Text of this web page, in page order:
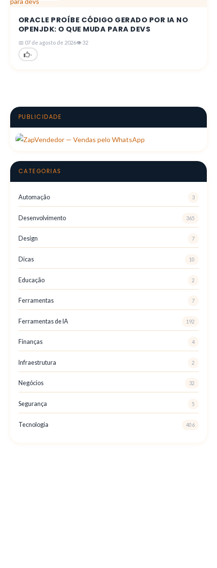
ORACLE PROÍBE CÓDIGO GERADO POR IA NO
OPENJDK: O QUE MUDA PARA DEVS
📅 07 de agosto de 2026👁 32
-
PUBLICIDADE
CATEGORIAS
Automação 3
Desenvolvimento 365
Design 7
Dicas 10
Educação 2
Ferramentas 7
Ferramentas de IA 192
Finanças 4
Infraestrutura 2
Negócios 32
Segurança 5
Tecnologia 406